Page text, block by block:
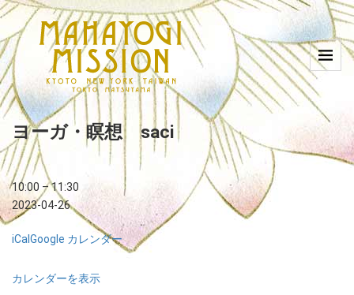
ヨーガ・瞑想 saci
10:00 –11:30
2023-04-26
iCal Google カレンダー
カレンダーを表示